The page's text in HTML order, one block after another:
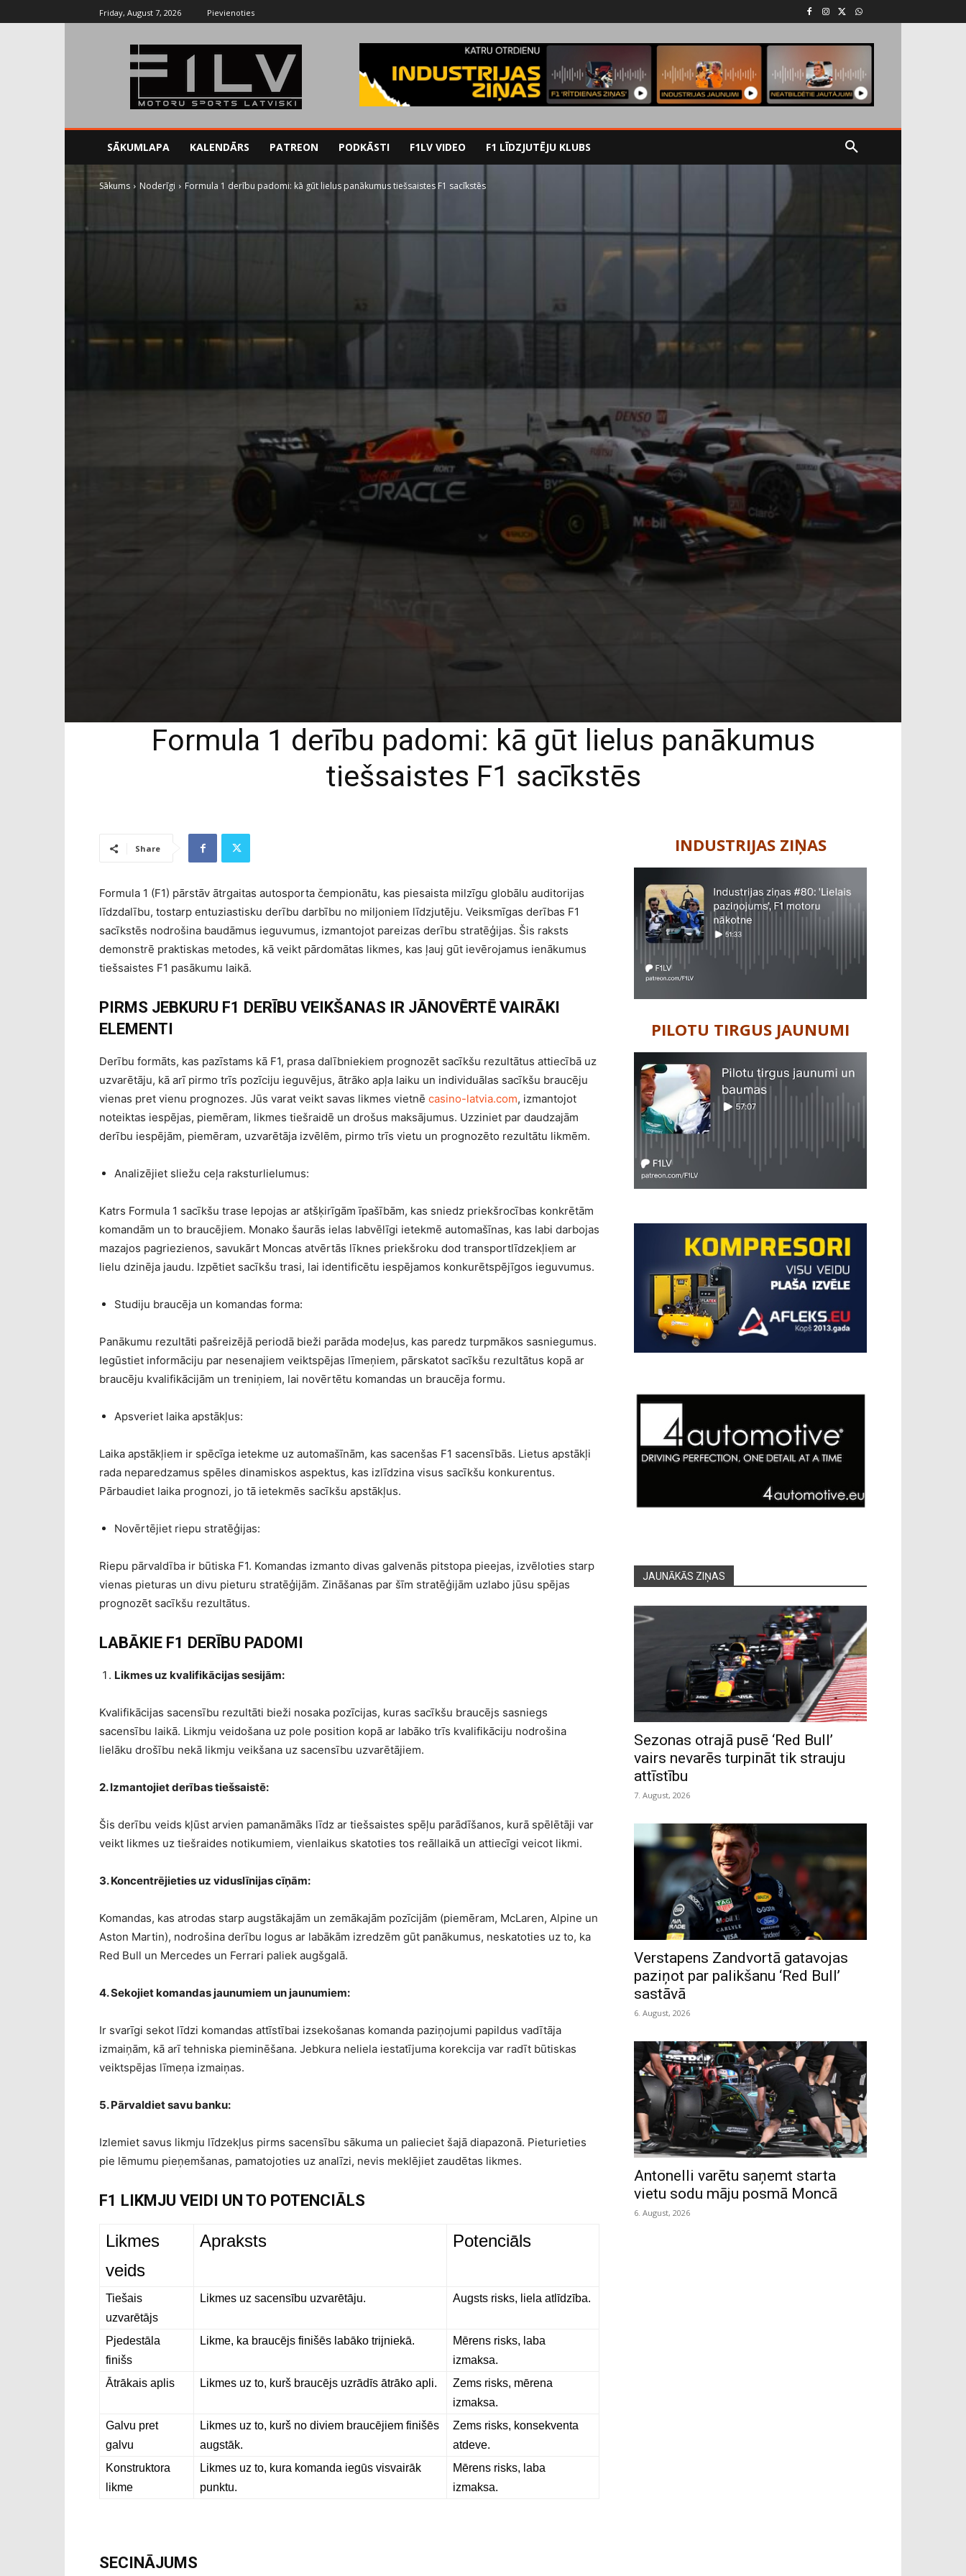
Friday, August 7, 2026 Pievienoties
SĀKUMLAPA KALENDĀRS PATREON PODKĀSTI F1LV VIDEO F1 LĪDZJUTĒJU KLUBS
Sākums Noderīgi Formula 1 derību padomi: kā gūt lielus panākumus tiešsaistes F1 sacīkstēs
Formula 1 derību padomi: kā gūt lielus panākumus
tiešsaistes F1 sacīkstēs
Share
Formula 1 (F1) pārstāv ātrgaitas autosporta čempionātu, kas piesaista milzīgu globālu auditorijas
līdzdalību, tostarp entuziastisku derību darbību no miljoniem līdzjutēju. Veiksmīgas derības F1
sacīkstēs nodrošina baudāmus ieguvumus, izmantojot pareizas derību stratēģijas. Šis raksts
demonstrē praktiskas metodes, kā veikt pārdomātas likmes, kas ļauj gūt ievērojamus ienākumus
tiešsaistes F1 pasākumu laikā.
PIRMS JEBKURU F1 DERĪBU VEIKŠANAS IR JĀNOVĒRTĒ VAIRĀKI
ELEMENTI
Derību formāts, kas pazīstams kā F1, prasa dalībniekiem prognozēt sacīkšu rezultātus attiecībā uz
uzvarētāju, kā arī pirmo trīs pozīciju ieguvējus, ātrāko apļa laiku un individuālas sacīkšu braucēju
vienas pret vienu prognozes. Jūs varat veikt savas likmes vietnē casino-latvia.com, izmantojot
noteiktas iespējas, piemēram, likmes tiešraidē un drošus maksājumus. Uzziniet par daudzajām
derību iespējām, piemēram, uzvarētāja izvēlēm, pirmo trīs vietu un prognozēto rezultātu likmēm.
Analizējiet sliežu ceļa raksturlielumus:
Katrs Formula 1 sacīkšu trase lepojas ar atšķirīgām īpašībām, kas sniedz priekšrocības konkrētām
komandām un to braucējiem. Monako šaurās ielas labvēlīgi ietekmē automašīnas, kas labi darbojas
mazajos pagriezienos, savukārt Moncas atvērtās līknes priekšroku dod transportlīdzekļiem ar
lielu dzinēja jaudu. Izpētiet sacīkšu trasi, lai identificētu iespējamos konkurētspējīgos ieguvumus.
Studiju braucēja un komandas forma:
Panākumu rezultāti pašreizējā periodā bieži parāda modeļus, kas paredz turpmākos sasniegumus.
Iegūstiet informāciju par nesenajiem veiktspējas līmeņiem, pārskatot sacīkšu rezultātus kopā ar
braucēju kvalifikācijām un treniņiem, lai novērtētu komandas un braucēja formu.
Apsveriet laika apstākļus:
Laika apstākļiem ir spēcīga ietekme uz automašīnām, kas sacenšas F1 sacensībās. Lietus apstākļi
rada neparedzamus spēles dinamiskos aspektus, kas izlīdzina visus sacīkšu konkurentus.
Pārbaudiet laika prognozi, jo tā ietekmēs sacīkšu apstākļus.
Novērtējiet riepu stratēģijas:
Riepu pārvaldība ir būtiska F1. Komandas izmanto divas galvenās pitstopa pieejas, izvēloties starp
vienas pieturas un divu pieturu stratēģijām. Zināšanas par šīm stratēģijām uzlabo jūsu spējas
prognozēt sacīkšu rezultātus.
LABĀKIE F1 DERĪBU PADOMI
Likmes uz kvalifikācijas sesijām:
Kvalifikācijas sacensību rezultāti bieži nosaka pozīcijas, kuras sacīkšu braucējs sasniegs
sacensību laikā. Likmju veidošana uz pole position kopā ar labāko trīs kvalifikāciju nodrošina
lielāku drošību nekā likmju veikšana uz sacensību uzvarētājiem.
2. Izmantojiet derības tiešsaistē:
Šis derību veids kļūst arvien pamanāmāks līdz ar tiešsaistes spēļu parādīšanos, kurā spēlētāji var
veikt likmes uz tiešraides notikumiem, vienlaikus skatoties tos reāllaikā un attiecīgi veicot likmi.
3. Koncentrējieties uz viduslīnijas cīņām:
Komandas, kas atrodas starp augstākajām un zemākajām pozīcijām (piemēram, McLaren, Alpine un
Aston Martin), nodrošina derību logus ar labākām izredzēm gūt panākumus, neskatoties uz to, ka
Red Bull un Mercedes un Ferrari paliek augšgalā.
4. Sekojiet komandas jaunumiem un jaunumiem:
Ir svarīgi sekot līdzi komandas attīstībai izsekošanas komanda paziņojumi papildus vadītāja
izmaiņām, kā arī tehniska pieminēšana. Jebkura neliela iestatījuma korekcija var radīt būtiskas
veiktspējas līmeņa izmaiņas.
5. Pārvaldiet savu banku:
Izlemiet savus likmju līdzekļus pirms sacensību sākuma un palieciet šajā diapazonā. Pieturieties
pie lēmumu pieņemšanas, pamatojoties uz analīzi, nevis meklējiet zaudētas likmes.
F1 LIKMJU VEIDI UN TO POTENCIĀLS
Likmes
veids
Apraksts Potenciāls
Tiešais
uzvarētājs
Likmes uz sacensību uzvarētāju. Augsts risks, liela atlīdzība.
Pjedestāla
finišs
Likme, ka braucējs finišēs labāko trijniekā.
Mērens risks, laba
izmaksa.
Ātrākais aplis
Likmes uz to, kurš braucējs uzrādīs ātrāko apli.
Zems risks, mērena
izmaksa.
Galvu pret
galvu
Likmes uz to, kurš no diviem braucējiem finišēs
augstāk.
Zems risks, konsekventa
atdeve.
Konstruktora
likme
Likmes uz to, kura komanda iegūs visvairāk
punktu.
Mērens risks, laba
izmaksa.
SECINĀJUMS
INDUSTRIJAS ZIŅAS
PILOTU TIRGUS JAUNUMI
JAUNĀKĀS ZIŅAS
Sezonas otrajā pusē ‘Red Bull’
vairs nevarēs turpināt tik strauju
attīstību
7. August, 2026
Verstapens Zandvortā gatavojas
paziņot par palikšanu ‘Red Bull’
sastāvā
6. August, 2026
Antonelli varētu saņemt starta
vietu sodu māju posmā Moncā
6. August, 2026